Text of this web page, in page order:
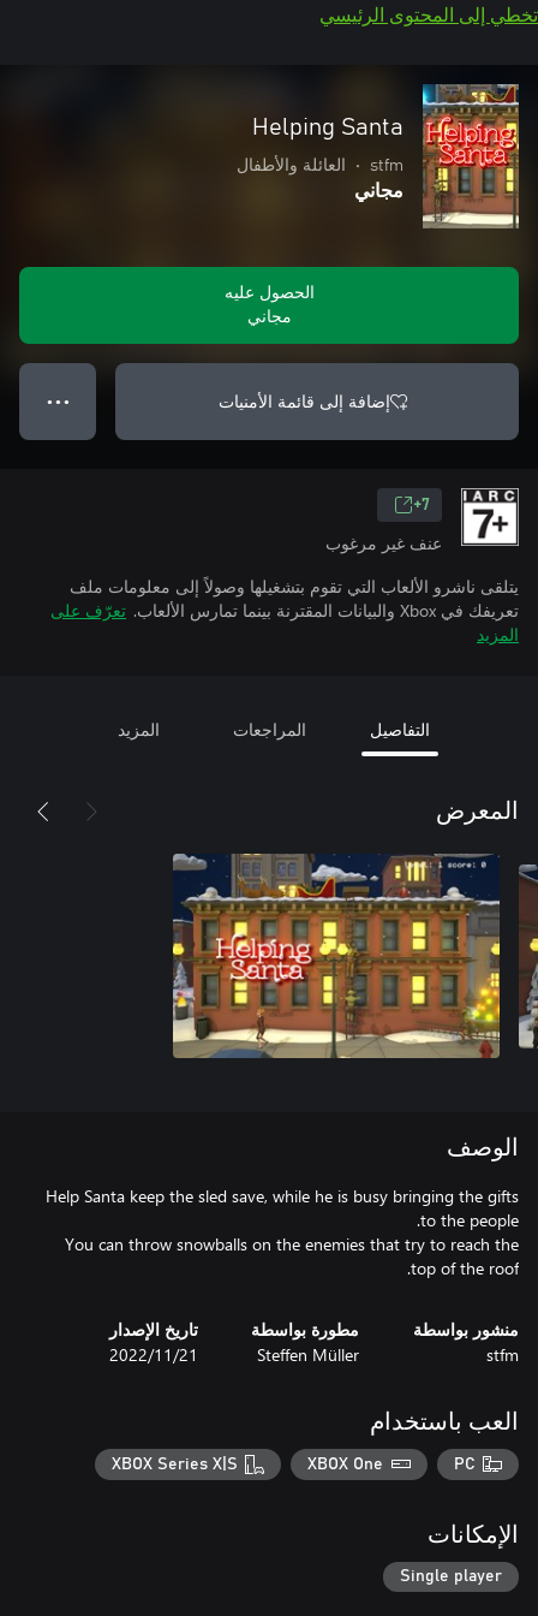
تخطي إلى المحتوى الرئيسي
Helping Santa
stfm
• العائلة والأطفال
مجاني
الحصول عليه
مجاني
إضافة إلى قائمة الأمنيات ● ● ●
7+
عنف غير مرغوب
يتلقى ناشرو الألعاب التي تقوم بتشغيلها وصولاً إلى معلومات ملف
تعريفك في Xbox والبيانات المقترنة بينما تمارس الألعاب.
تعرّف على
المزيد
التفاصيل المراجعات المزيد
المعرض
الوصف
Help Santa keep the sled save, while he is busy bringing the gifts
You can throw snowballs on the enemies that try to reach the
top of the roof.
منشور بواسطة
stfm
مطورة بواسطة
Steffen Müller
تاريخ الإصدار
21‏/11‏/2022
العب باستخدام
PC
XBOX One
XBOX Series X|S
الإمكانات
Single player